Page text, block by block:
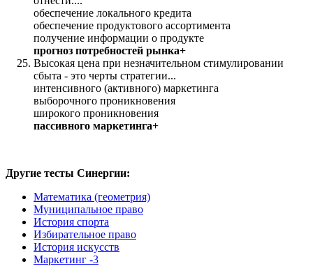
обеспечение локального кредита
обеспечение продуктового ассортимента
получение информации о продукте
прогноз потребностей рынка+
Высокая цена при незначительном стимулировании
сбыта - это черты стратегии...
интенсивного (активного) маркетинга
выборочного проникновения
широкого проникновения
пассивного маркетинга+
Другие тесты Синергии:
Математика (геометрия)
Муниципальное право
История спорта
Избирательное право
История искусств
Маркетинг -3